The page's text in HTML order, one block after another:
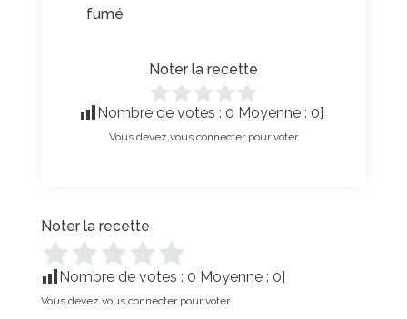
fumé
Noter la recette
Nombre de votes : 0 Moyenne : 0]
Vous devez vous connecter pour voter
Noter la recette
Nombre de votes : 0 Moyenne : 0]
Vous devez vous connecter pour voter